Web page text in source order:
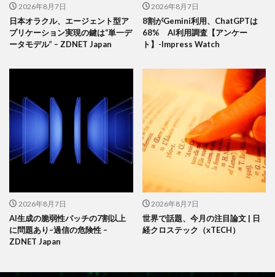
2026年8月7日
日本オラクル、エージェント型ア
プリケーション実現の鍵は“単一デ
ータモデル” – ZDNET Japan
2026年8月7日
8割がGemini利用、ChatGPTは
68% AI利用調査【アンケー
ト】-Impress Watch
2026年8月7日
AI生成の脆弱性パッチの7割以上
に問題あり–過信の危険性 –
ZDNET Japan
2026年8月7日
世界で話題、今月の注目論文 | 日
経クロステック（xTECH）